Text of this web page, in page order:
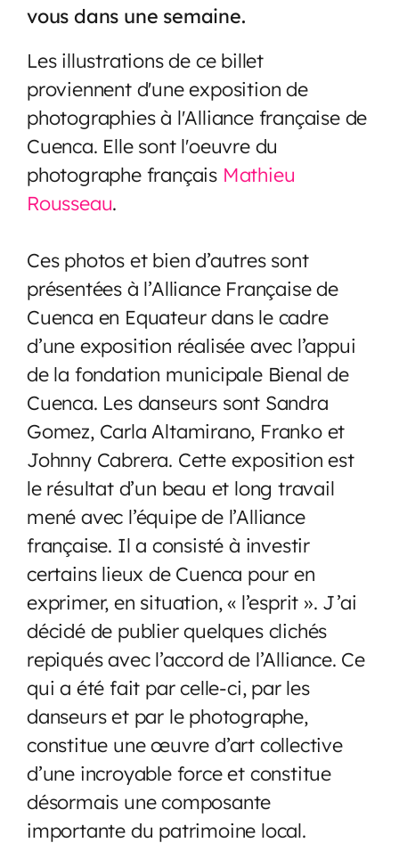
vous dans une semaine.
Les illustrations de ce billet
proviennent d'une exposition de
photographies à l'Alliance française de
Cuenca. Elle sont l'oeuvre du
photographe français Mathieu
Rousseau.
Ces photos et bien d’autres sont
présentées à l’Alliance Française de
Cuenca en Equateur dans le cadre
d’une exposition réalisée avec l’appui
de la fondation municipale Bienal de
Cuenca. Les danseurs sont Sandra
Gomez, Carla Altamirano, Franko et
Johnny Cabrera. Cette exposition est
le résultat d’un beau et long travail
mené avec l’équipe de l’Alliance
française. Il a consisté à investir
certains lieux de Cuenca pour en
exprimer, en situation, « l’esprit ». J’ai
décidé de publier quelques clichés
repiqués avec l’accord de l’Alliance. Ce
qui a été fait par celle-ci, par les
danseurs et par le photographe,
constitue une œuvre d’art collective
d’une incroyable force et constitue
désormais une composante
importante du patrimoine local.